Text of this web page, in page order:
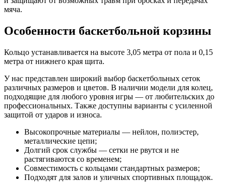
мяча.
Особенности баскетбольной корзины
Кольцо устанавливается на высоте 3,05 метра от пола и 0,15
метра от нижнего края щита.
У нас представлен широкий выбор баскетбольных сеток
различных размеров и цветов. В наличии модели для колец,
подходящие для любого уровня игры — от любительских до
профессиональных. Также доступны варианты с усиленной
защитой от ударов и износа.
Высокопрочные материалы — нейлон, полиэстер,
металлические цепи;
Долгий срок службы — сетки не рвутся и не
растягиваются со временем;
Совместимость с кольцами стандартных размеров;
Подходят для залов и уличных спортивных площадок.